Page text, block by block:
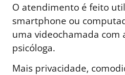
O atendimento é feito
smartphone ou
uma videochamada com
psicóloga.
Mais privacidade,